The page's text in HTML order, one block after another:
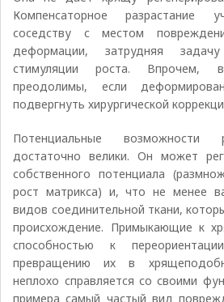
Компенсаторное разрастание
соседству с местом
деформации, затрудняя задачу
стимуляции роста. Впрочем,
преодолимы, если
подвергнуть хирургической
Потенциальные возможности
достаточно велики. Он может
собственного потенциала
рост матрикса) и, что не менее
видов соединительной ткани,
происхождение. Примыкающие к
способностью к
превращению их в
неплохо справляется со своими
примера самый частый вид